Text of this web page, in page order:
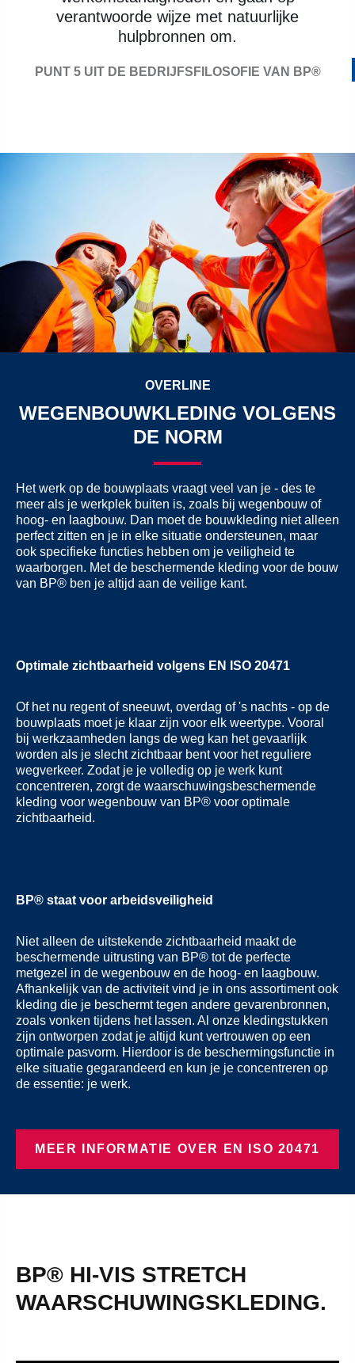
verantwoorde wijze met natuurlijke
hulpbronnen om.
PUNT 5 UIT DE BEDRIJFSFILOSOFIE VAN BP®
OVERLINE
WEGENBOUWKLEDING VOLGENS
DE NORM
Het werk op de bouwplaats vraagt veel van je - des te
meer als je werkplek buiten is, zoals bij wegenbouw of
hoog- en laagbouw. Dan moet de bouwkleding niet alleen
perfect zitten en je in elke situatie ondersteunen, maar
ook specifieke functies hebben om je veiligheid te
waarborgen. Met de beschermende kleding voor de bouw
van BP® ben je altijd aan de veilige kant.
Optimale zichtbaarheid volgens EN ISO 20471
Of het nu regent of sneeuwt, overdag of 's nachts - op de
bouwplaats moet je klaar zijn voor elk weertype. Vooral
bij werkzaamheden langs de weg kan het gevaarlijk
worden als je slecht zichtbaar bent voor het reguliere
wegverkeer. Zodat je je volledig op je werk kunt
concentreren, zorgt de waarschuwingsbeschermende
kleding voor wegenbouw van BP® voor optimale
zichtbaarheid.
BP® staat voor arbeidsveiligheid
Niet alleen de uitstekende zichtbaarheid maakt de
beschermende uitrusting van BP® tot de perfecte
metgezel in de wegenbouw en de hoog- en laagbouw.
Afhankelijk van de activiteit vind je in ons assortiment ook
kleding die je beschermt tegen andere gevarenbronnen,
zoals vonken tijdens het lassen. Al onze kledingstukken
zijn ontworpen zodat je altijd kunt vertrouwen op een
optimale pasvorm. Hierdoor is de beschermingsfunctie in
elke situatie gegarandeerd en kun je je concentreren op
de essentie: je werk.
MEER INFORMATIE OVER EN ISO 20471
BP® HI-VIS STRETCH
WAARSCHUWINGSKLEDING.